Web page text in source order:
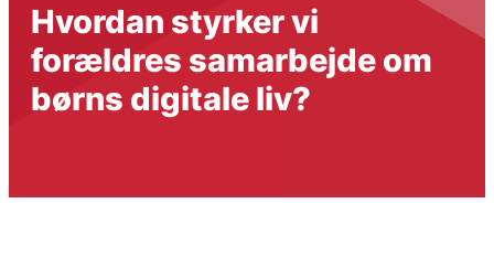
Hvordan styrker vi
forældres samarbejde om
børns digitale liv?